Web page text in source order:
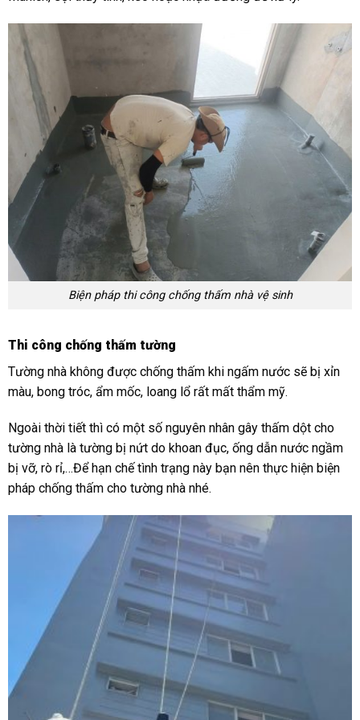
Biện pháp thi công chống thấm nhà vệ sinh
Thi công chống thấm tường
Tường nhà không được chống thấm khi ngấm nước sẽ bị xỉn
màu, bong tróc, ẩm mốc, loang lổ rất mất thẩm mỹ.
Ngoài thời tiết thì có một số nguyên nhân gây thấm dột cho
tường nhà là tường bị nứt do khoan đục, ống dẫn nước ngầm
bị vỡ, rò rỉ,…Để hạn chế tình trạng này bạn nên thực hiện biện
pháp chống thấm cho tường nhà nhé.